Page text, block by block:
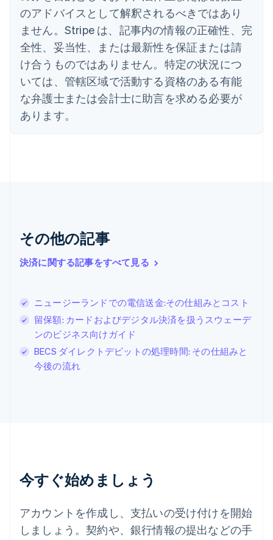
のアドバイスとして解釈されるべきではあり
ません。Stripe は、記事内の情報の正確性、完
全性、妥当性、または最新性を保証または請
け合うものではありません。特定の状況につ
いては、管轄区域で活動する資格のある有能
な弁護士または会計士に助言を求める必要が
あります。
その他の記事
決済に関する記事をすべて見る
ニュージーランドでの電信送金:その仕組みとコスト
留保額: カードおよびデジタル決済を扱うスウェーデ
ンのビジネス向けガイド
BECS ダイレクトデビットの処理時間: その仕組みと
今後の流れ
今すぐ始めましょう
アカウントを作成し、支払いの受け付けを開始
しましょう。契約や、銀行情報の提出などの手
ItalianoEnglish
インド
English
エストニア
English
オーストラリア
English
オーストリア
オランダ
NederlandsEnglish
EnglishItaliano
ジブラルタル
English
シンガポール
DeutschFrançaisItalianoEnglish
スウェーデン
SvenskaEnglish
スペイン
EspañolEnglish
スロバキア
English
Deutsch English
ニュージーランド
English